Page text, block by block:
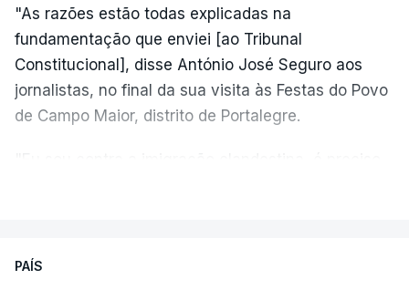
"As razões estão todas explicadas na
fundamentação que enviei [ao Tribunal
Constitucional], disse António José Seguro aos
jornalistas, no final da sua visita às Festas do Povo
de Campo Maior, distrito de Portalegre.
nada disto é incompatível com tratarmos com
PAÍS